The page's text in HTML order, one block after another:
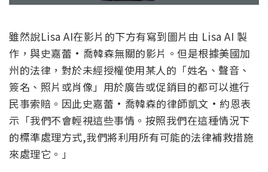
雖然說Lisa AI在影片的下方有寫到圖片由 Lisa AI 製
作，與史嘉蕾·喬韓森無關的影片。但是根據美國加
州的法律，對於未經授權使用某人的「姓名、聲音、
簽名、照片或肖像」用於廣告或促銷目的都可以進行
民事索賠。因此史嘉蕾·喬韓森的律師凱文·約恩表
示「我們不會輕視這些事情。按照我們在這種情況下
的標準處理方式,我們將利用所有可能的法律補救措施
來處理它。」